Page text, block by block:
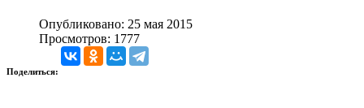
Опубликовано: 25 мая 2015
Просмотров: 1777
Поделиться: